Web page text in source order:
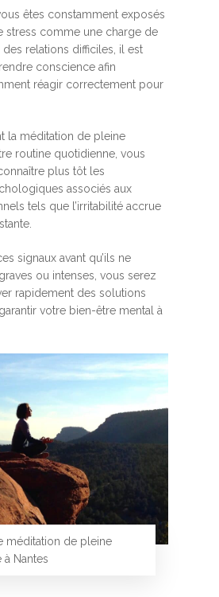
êtes constamment exposés
stress comme une charge de
des relations difficiles, il est
conscience afin
réagir correctement pour
la méditation de pleine
routine quotidienne, vous
plus tôt les
associés aux
tels que l’irritabilité accrue
signaux avant qu’ils ne
ou intenses, vous serez
rapidement des solutions
votre bien-être mental à
méditation de pleine
Nantes